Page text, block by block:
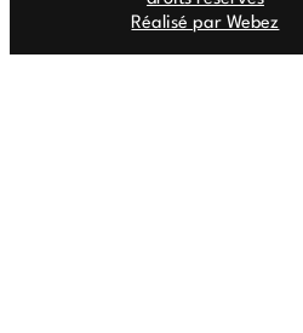
Réalisé par Webez